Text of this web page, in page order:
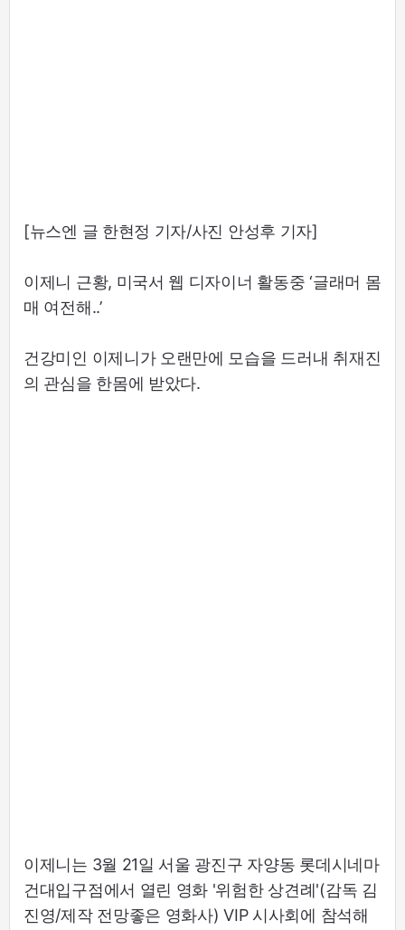
[뉴스엔 글 한현정 기자/사진 안성후 기자]
이제니 근황, 미국서 웹 디자이너 활동중 ‘글래머 몸
매 여전해..’
건강미인 이제니가 오랜만에 모습을 드러내 취재진
의 관심을 한몸에 받았다.
이제니는 3월 21일 서울 광진구 자양동 롯데시네마
건대입구점에서 열린 영화 '위험한 상견례'(감독 김
진영/제작 전망좋은 영화사) VIP 시사회에 참석해